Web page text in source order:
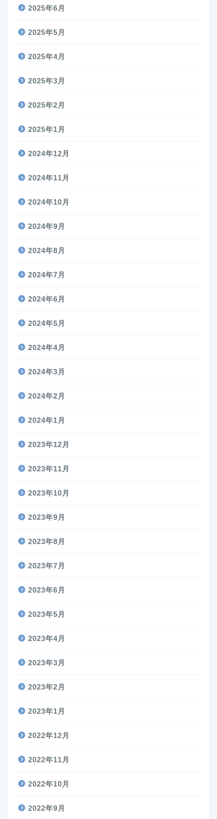
2025年6月
2025年5月
2025年4月
2025年3月
2025年2月
2025年1月
2024年12月
2024年11月
2024年10月
2024年9月
2024年8月
2024年7月
2024年6月
2024年5月
2024年4月
2024年3月
2024年2月
2024年1月
2023年12月
2023年11月
2023年10月
2023年9月
2023年8月
2023年7月
2023年6月
2023年5月
2023年4月
2023年3月
2023年2月
2023年1月
2022年12月
2022年11月
2022年10月
2022年9月